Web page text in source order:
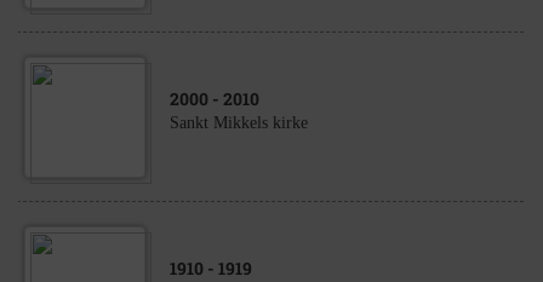
2000 - 2010
Sankt Mikkels kirke
1910 - 1919